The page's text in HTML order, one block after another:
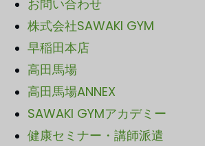
お問い合わせ
株式会社SAWAKI GYM
早稲田本店
高田馬場
高田馬場ANNEX
SAWAKI GYMアカデミー
健康セミナー・講師派遣